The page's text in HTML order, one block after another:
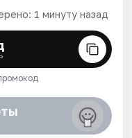
1 минуту назад